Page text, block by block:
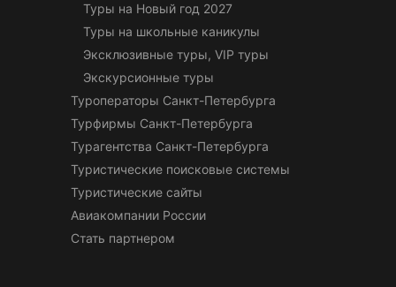
Туры на Новый год 2027
Туры на школьные каникулы
Эксклюзивные туры, VIP туры
Экскурсионные туры
Туроператоры Санкт-Петербурга
Турфирмы Санкт-Петербурга
Турагентства Санкт-Петербурга
Туристические поисковые системы
Туристические сайты
Авиакомпании России
Стать партнером